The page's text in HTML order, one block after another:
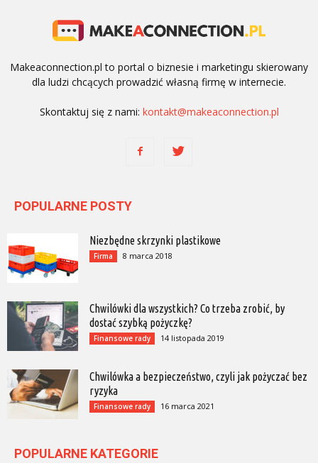
Makeaconnection.pl to portal o biznesie i marketingu skierowany
dla ludzi chcących prowadzić własną firmę w internecie.
Skontaktuj się z nami: kontakt@makeaconnection.pl
POPULARNE POSTY
Niezbędne skrzynki plastikowe
Firma 8 marca 2018
Chwilówki dla wszystkich? Co trzeba zrobić, by
dostać szybką pożyczkę?
Finansowe rady 14 listopada 2019
Chwilówka a bezpieczeństwo, czyli jak pożyczać bez
ryzyka
Finansowe rady 16 marca 2021
POPULARNE KATEGORIE